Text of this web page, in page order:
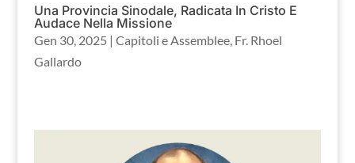
Una Provincia Sinodale, Radicata In Cristo E
Audace Nella Missione
Gen 30, 2025 | Capitoli e Assemblee, Fr. Rhoel
Gallardo